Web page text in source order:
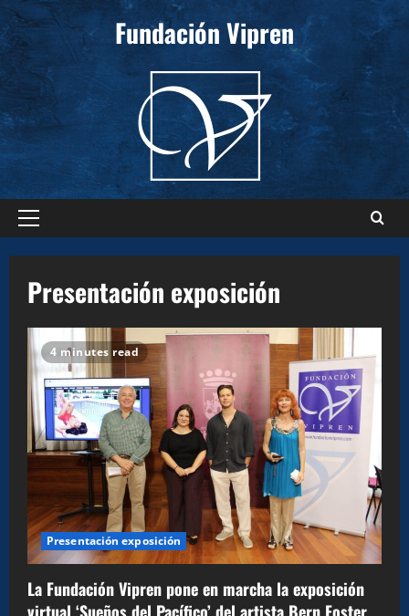
Saltar
al
contenido
Fundación Vipren
Menú
Presentación exposición
4 minutes read
Presentación exposición
La Fundación Vipren pone en marcha la exposición
virtual ‘Sueños del Pacífico’ del artista Bern Foster